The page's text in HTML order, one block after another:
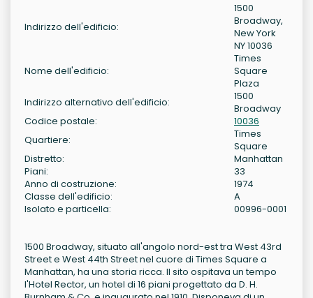
Indirizzo dell'edificio:
1500
Broadway,
New York
NY 10036
Nome dell'edificio:
Times
Square
Plaza
Indirizzo alternativo dell'edificio:
1500
Broadway
Codice postale:
10036
Quartiere:
Times
Square
Distretto:
Manhattan
Piani:
33
Anno di costruzione:
1974
Classe dell'edificio:
A
Isolato e particella:
00996-0001
1500 Broadway, situato all'angolo nord-est tra West 43rd
Street e West 44th Street nel cuore di Times Square a
Manhattan, ha una storia ricca. Il sito ospitava un tempo
l'Hotel Rector, un hotel di 16 piani progettato da D. H.